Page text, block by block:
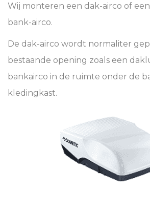
Wij monteren een dak-airco of
bank-airco.
De dak-airco wordt normaliter
bestaande opening zoals een
bankairco in de ruimte onder de
kledingkast.